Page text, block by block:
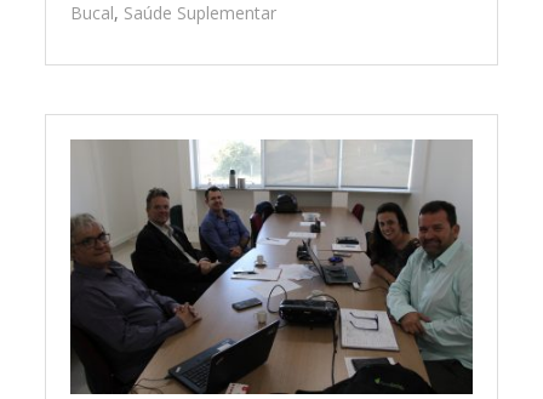
Bucal, Saúde Suplementar